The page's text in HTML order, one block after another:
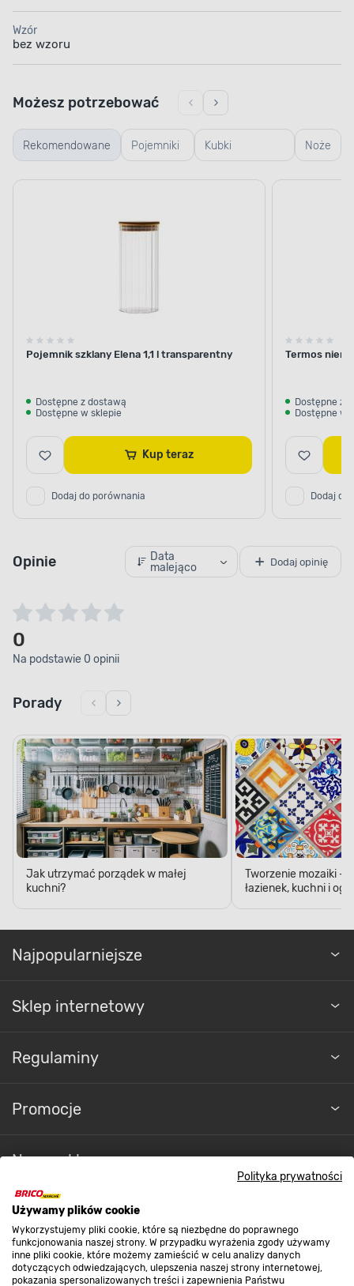
Polityka prywatności
Używamy plików cookie
Wykorzystujemy pliki cookie, które są niezbędne do poprawnego
funkcjonowania naszej strony. W przypadku wyrażenia zgody używamy
inne pliki cookie, które możemy zamieścić w celu analizy danych
dotyczących odwiedzających, ulepszenia naszej strony internetowej,
pokazania spersonalizowanych treści i zapewnienia Państwu
Wzór
bez wzoru
Rekomendowane Pojemniki
szklane
Kubki
termiczne i
Noże
Możesz potrzebować
Pojemnik szklany Elena 1,1 l transparentny
Dostępne z dostawą
Dostępne w sklepie
Kup teraz
Dodaj do porównania
Termos
Dostępne z
Dostępne w
Dodaj do
Opinie
Data
malejąco
Dodaj opinię
0
Na podstawie 0 opinii
Porady
Jak utrzymać porządek w małej
kuchni?
Tworzenie mozaiki -
łazienek, kuchni i
Najpopularniejsze
Sklep internetowy
Regulaminy
Promocje
Nasze sklepy
O nas
Kontakt do sklepu